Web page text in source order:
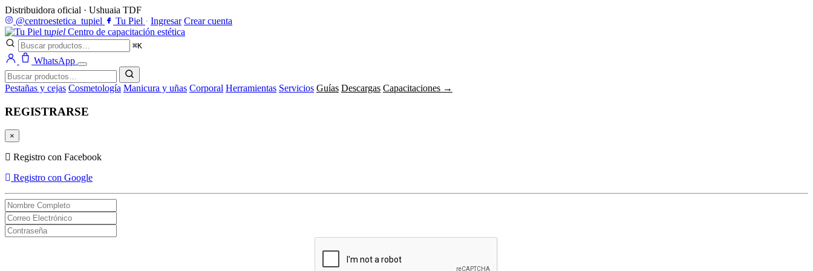
Distribuidora oficial · Ushuaia TDF
@centroestetica_tupiel
Tu Piel · Ingresar Crear cuenta
tupiel Centro de capacitación estética
⌘K
WhatsApp
Pestañas y cejas Cosmetología Manicura y uñas Corporal Herramientas Servicios Guías Descargas Capacitaciones →
REGISTRARSE
×
Registro con Facebook
Registro con Google